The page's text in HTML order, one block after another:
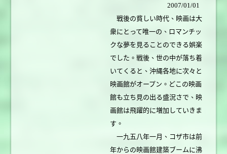
2007/01/01
戦後の貧しい時代、映画は大
衆にとって唯一の、ロマンチッ
クな夢を見ることのできる娯楽
でした。戦後、世の中が落ち着
いてくると、沖縄各地に次々と
映画館がオープン。どこの映画
館も立ち見の出る盛況さで、映
画館は飛躍的に増加していきま
す。
一九五八年一月、コザ市は前
年からの映画館建築ブームに沸